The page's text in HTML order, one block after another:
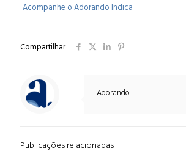
Acompanhe o Adorando Indica
Compartilhar
Adorando
Publicações relacionadas